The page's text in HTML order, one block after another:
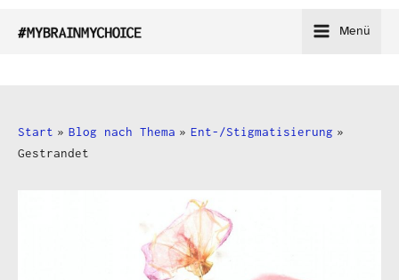
Inhalt
Menü
Start Blog nach Thema
Ent-/Stigmatisierung
Gestrandet